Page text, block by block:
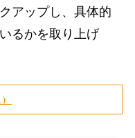
アップし、具体的
るかを取り上げ